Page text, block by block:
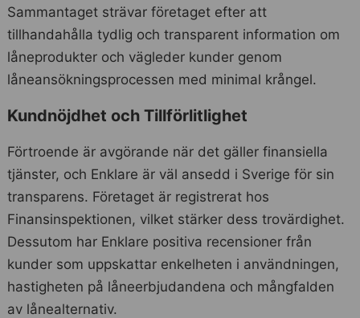
Sammantaget strävar företaget efter att
tillhandahålla tydlig och transparent information om
låneprodukter och vägleder kunder genom
låneansökningsprocessen med minimal krångel.
Kundnöjdhet och Tillförlitlighet
Förtroende är avgörande när det gäller finansiella
tjänster, och Enklare är väl ansedd i Sverige för sin
transparens. Företaget är registrerat hos
Finansinspektionen, vilket stärker dess trovärdighet.
Dessutom har Enklare positiva recensioner från
kunder som uppskattar enkelheten i användningen,
hastigheten på låneerbjudandena och mångfalden
av lånealternativ.